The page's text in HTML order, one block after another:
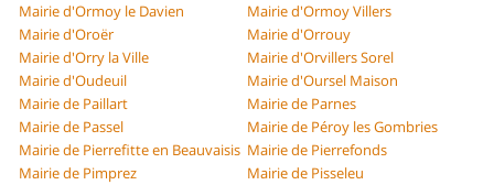
Mairie d'Ormoy le Davien
Mairie d'Ormoy Villers
Mairie d'Oroër
Mairie d'Orrouy
Mairie d'Orry la Ville
Mairie d'Orvillers Sorel
Mairie d'Oudeuil
Mairie d'Oursel Maison
Mairie de Paillart
Mairie de Parnes
Mairie de Passel
Mairie de Péroy les Gombries
Mairie de Pierrefitte en Beauvaisis Mairie de Pierrefonds
Mairie de Pimprez
Mairie de Pisseleu